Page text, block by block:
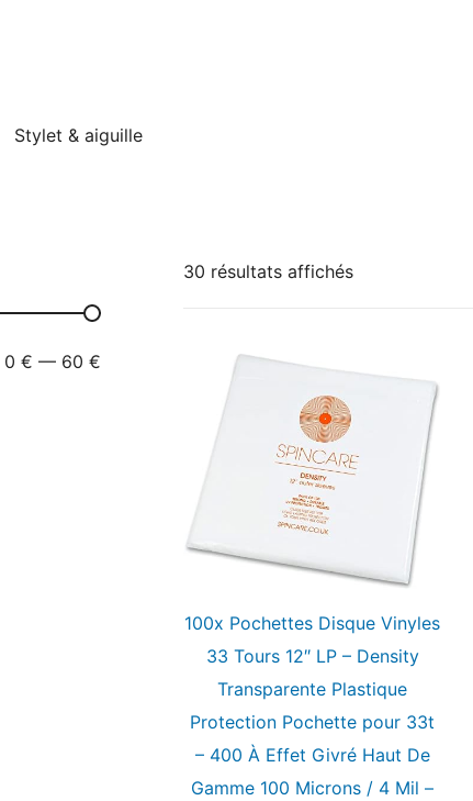
Stylet & aiguille
3 €
30 résultats affichés
100x Pochettes Disque Vinyles
33 Tours 12″ LP – Density
Transparente Plastique
Protection Pochette pour 33t
– 400 À Effet Givré Haut De
Gamme 100 Microns / 4 Mil –
0 € — 60 €